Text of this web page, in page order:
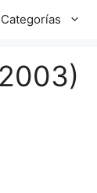
Categorías